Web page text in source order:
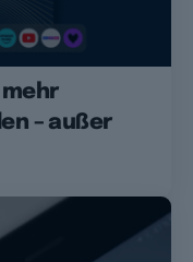
mehr
– außer